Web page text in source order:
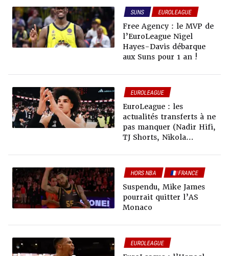
SUNS
EUROLEAGUE
NEWS NBA
RUMEURS & TRADES
Free Agency : le MVP de
l’EuroLeague Nigel
Hayes-Davis débarque
aux Suns pour 1 an !
EUROLEAGUE
EuroLeague : les
actualités transferts à ne
pas manquer (Nadir Hifi,
TJ Shorts, Nikola
HORS NBA
🇫🇷FRANCE
EUROLEAGUE
Suspendu, Mike James
pourrait quitter l’AS
Monaco
EUROLEAGUE